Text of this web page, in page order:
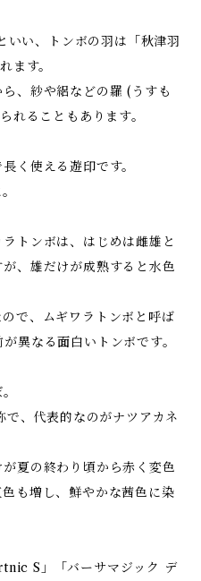
いい、トンボの羽は「秋津羽
ます。
、紗や絽などの羅 (うすも
れることもあります。
く使える遊印です。
トンボは、はじめは雌雄と
、雄だけが成熟すると水色
で、ムギワラトンボと呼ば
異なる面白いトンボです。
で、代表的なのがナツアカネ
夏の終わり頃から赤く変色
も増し、鮮やかな茜色に染
S」「バーサマジック デ